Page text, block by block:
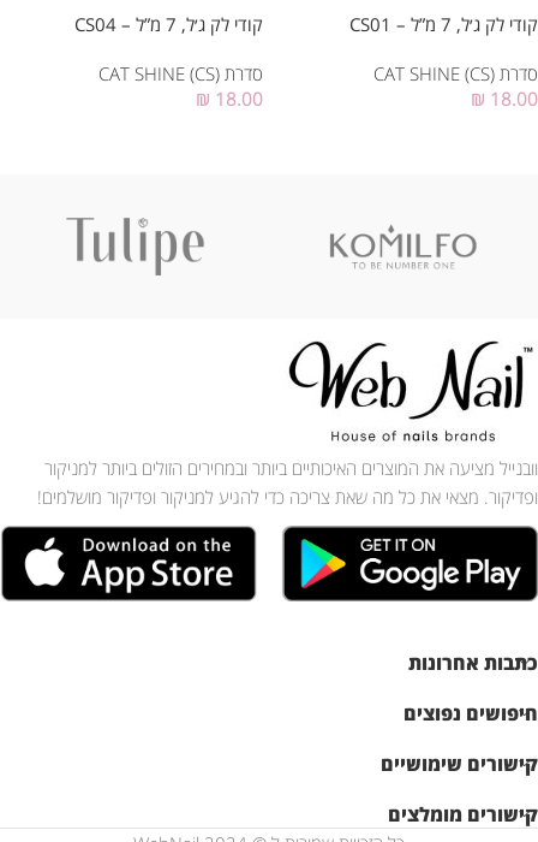
קודי לק ג׳ל, 7 מ”ל – CS01
סדרת CAT SHINE (CS)
₪ 18.00
קודי לק ג׳ל, 7 מ”ל – CS04
סדרת CAT SHINE (CS)
₪ 18.00
וובנייל מציעה את המוצרים האיכותיים ביותר ובמחירים הזולים ביותר למניקור
ופדיקור. מצאי את כל מה שאת צריכה כדי להגיע למניקור ופדיקור מושלמים!
כתבות אחרונות
חיפושים נפוצים
קישורים שימושיים
קישורים מומלצים